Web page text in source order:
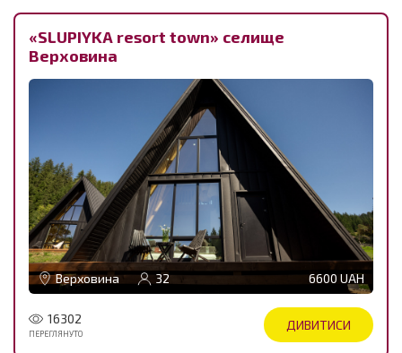
«SLUPIYKA resort town» селище
Верховина
Верховина 32 6600 UAH
16302
ПЕРЕГЛЯНУТО
ДИВИТИСИ